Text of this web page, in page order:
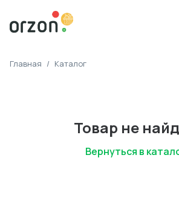
Главная / Каталог
Товар не
Вернуться в